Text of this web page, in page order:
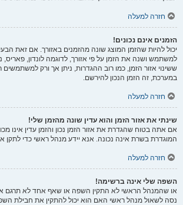
חזרה למעלה
הזמנים אינם נכונים!
יכול להיות שהזמן המוצג שונה מהזמנים באזורך. אם זאת
למשתמש ושנה את הזמן על פי אזורך, לדוגמה לונדון, פאריס,
ששינוי אזור הזמן, כמו רוב ההגדרות, ניתן אך ורק
במערכת, זה הזמן הנכון להירשם.
חזרה למעלה
שינתי את אזור הזמן והוא עדין שונה מהזמן שלי!
אם אתה בטוח שהגדרת את אזור הזמן נכון והזמן עדין אינו
המוגדרת בשרת אינה נכונה. אנא יידע מנהל ראשי כדי לתקן
חזרה למעלה
השפה שלי אינה ברשימה!
או שהמנהל הראשי לא התקין השפה או שאף אחד לא תרגם
נסה לשאול מנהל ראשי האם הוא יכול להתקין את חבילת